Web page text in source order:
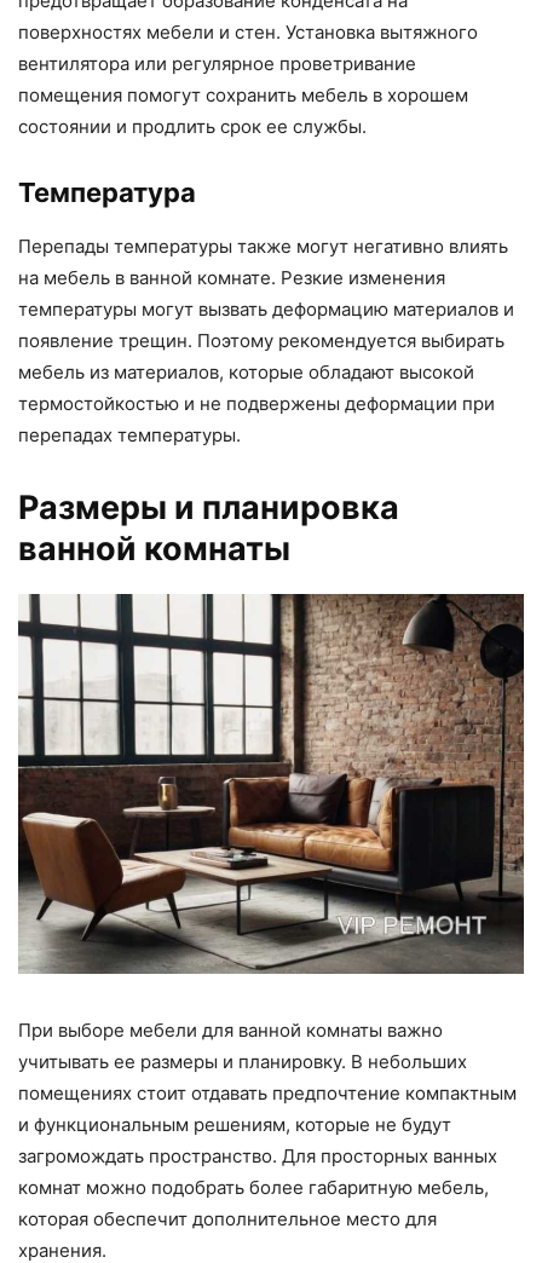
поверхностях мебели и стен. Установка вытяжного
вентилятора или регулярное проветривание
помещения помогут сохранить мебель в хорошем
состоянии и продлить срок ее службы.
Температура
Перепады температуры также могут негативно влиять
на мебель в ванной комнате. Резкие изменения
температуры могут вызвать деформацию материалов и
появление трещин. Поэтому рекомендуется выбирать
мебель из материалов, которые обладают высокой
термостойкостью и не подвержены деформации при
перепадах температуры.
Размеры и планировка
ванной комнаты
При выборе мебели для ванной комнаты важно
учитывать ее размеры и планировку. В небольших
помещениях стоит отдавать предпочтение компактным
и функциональным решениям, которые не будут
загромождать пространство. Для просторных ванных
комнат можно подобрать более габаритную мебель,
которая обеспечит дополнительное место для
хранения.